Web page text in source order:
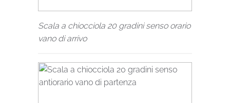
Scala a chiocciola 20 gradini senso orario
vano di arrivo